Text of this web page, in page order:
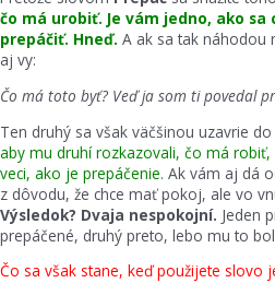
čo má urobiť. Je vám jedno, ako
prepáčiť. Hneď. A ak sa tak náhodou
aj vy:
Čo má toto byť? Veď ja som ti povedal
Ten druhý sa však väčšinou uzavrie do
aby mu druhí rozkazovali, čo má
veci, ako je prepáčenie. Ak vám aj dá
z dôvodu, že chce mať pokoj, ale vo
Výsledok? Dvaja nespokojní. Jeden
prepáčené, druhý preto, lebo mu to
Čo sa však stane, keď použijete slovo je